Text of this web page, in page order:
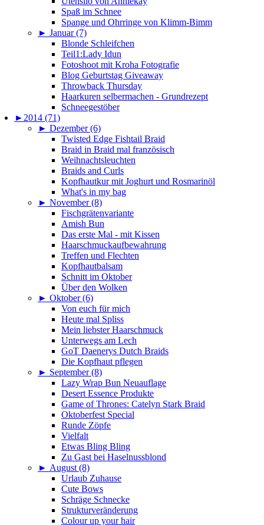
Spaß im Schnee
Spange und Ohrringe von Klimm-Bimm
► Januar (7)
Blonde Schleifchen
Teil1:Lady Idun
Fotoshoot mit Kroha Fotografie
Blog Geburtstag Giveaway
Throwback Thursday
Haarkuren selbermachen - Grundrezept
Schneegestöber
► 2014 (71)
► Dezember (6)
Twisted Edge Fishtail Braid
Braid in Braid mal französisch
Weihnachtsleuchten
Braids and Curls
Kopfhautkur mit Joghurt und Rosmarinöl
What's in my bag
► November (8)
Fischgrätenvariante
Amish Bun
Das erste Mal - mit Kissen
Haarschmuckaufbewahrung
Treffen und Flechten
Kopfhautbalsam
Schnitt im Oktober
Über den Wolken
► Oktober (6)
Von euch für mich
Heute mal Spliss
Mein liebster Haarschmuck
Unterwegs am Lech
GoT Daenerys Dutch Braids
Die Kopfhaut pflegen
► September (8)
Lazy Wrap Bun Neuauflage
Desert Essence Produkte
Game of Thrones: Catelyn Stark Braid
Oktoberfest Special
Runde Zöpfe
Vielfalt
Etwas Bling Bling
Zu Gast bei Haselnussblond
► August (8)
Urlaub Zuhause
Cute Bows
Schräge Schnecke
Strukturveränderung
Colour up your hair